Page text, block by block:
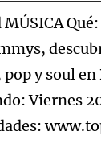
y soul en
Viernes